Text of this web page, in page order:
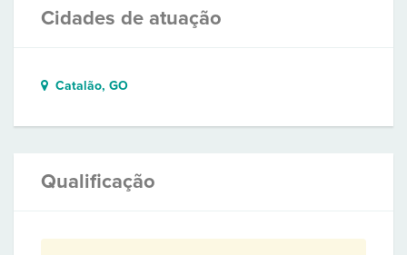
Cidades de atuação
Catalão, GO
Qualificação